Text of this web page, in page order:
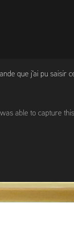
que j'ai pu saisir
able to capture